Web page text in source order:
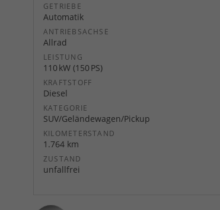
GETRIEBE
Automatik
ANTRIEBSACHSE
Allrad
LEISTUNG
110 kW (150 PS)
KRAFTSTOFF
Diesel
KATEGORIE
SUV/Geländewagen/Pickup
KILOMETERSTAND
1.764 km
ZUSTAND
unfallfrei